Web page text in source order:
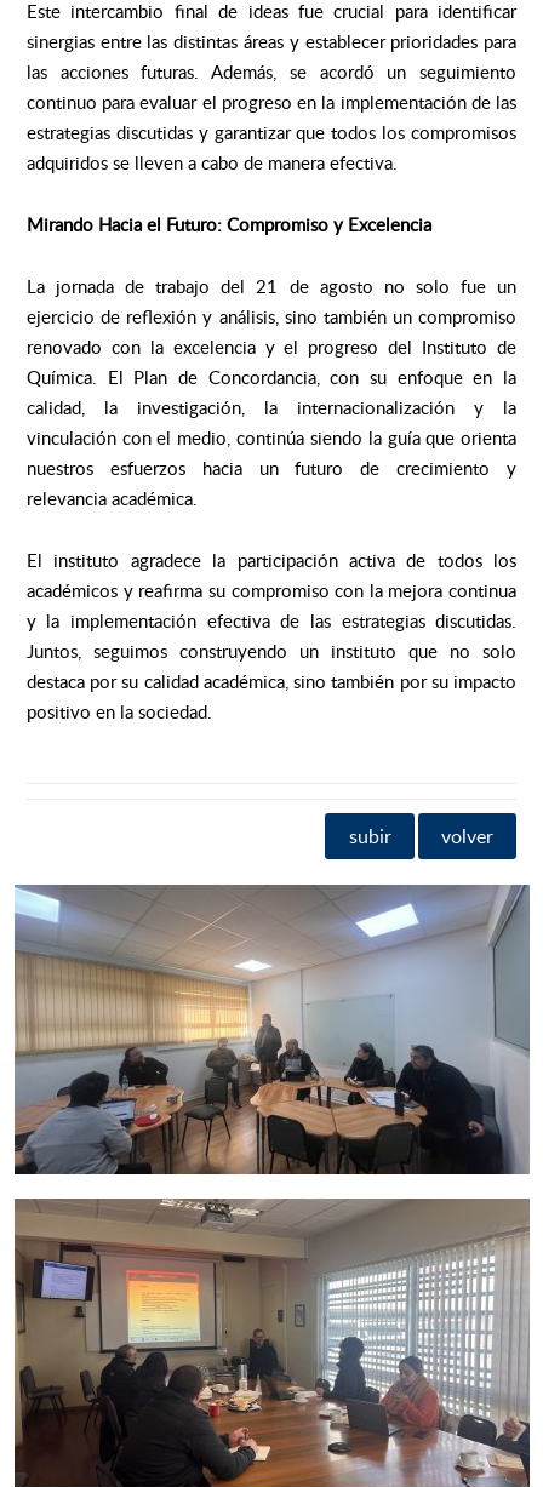
Este intercambio final de ideas fue crucial para identificar
sinergias entre las distintas áreas y establecer prioridades para
las acciones futuras. Además, se acordó un seguimiento
continuo para evaluar el progreso en la implementación de las
estrategias discutidas y garantizar que todos los compromisos
adquiridos se lleven a cabo de manera efectiva.
Mirando Hacia el Futuro: Compromiso y Excelencia
La jornada de trabajo del 21 de agosto no solo fue un
ejercicio de reflexión y análisis, sino también un compromiso
renovado con la excelencia y el progreso del Instituto de
Química. El Plan de Concordancia, con su enfoque en la
calidad, la investigación, la internacionalización y la
vinculación con el medio, continúa siendo la guía que orienta
nuestros esfuerzos hacia un futuro de crecimiento y
relevancia académica.
El instituto agradece la participación activa de todos los
académicos y reafirma su compromiso con la mejora continua
y la implementación efectiva de las estrategias discutidas.
Juntos, seguimos construyendo un instituto que no solo
destaca por su calidad académica, sino también por su impacto
positivo en la sociedad.
subir volver